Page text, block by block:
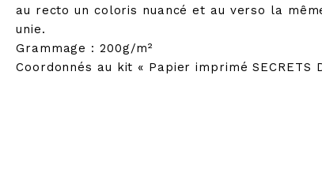
au recto un coloris nuancé et au verso la
unie.
Grammage : 200g/m²
Coordonnés au kit « Papier imprimé SECRETS